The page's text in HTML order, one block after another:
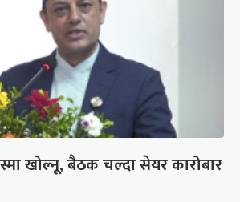
खोल्नू, बैठक चल्दा सेयर कारोबार